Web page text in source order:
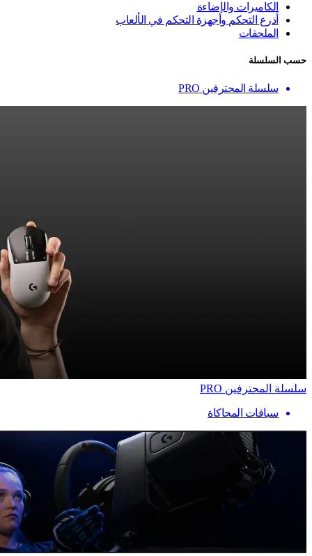
الكاميرات والإضاءة
أذرع التحكم وأجهزة التحكم في الألعاب
الملحقات
حسب السلسلة
سلسلة المحترفين PRO
سلسلة المحترفين PRO
سباقات المحاكاة